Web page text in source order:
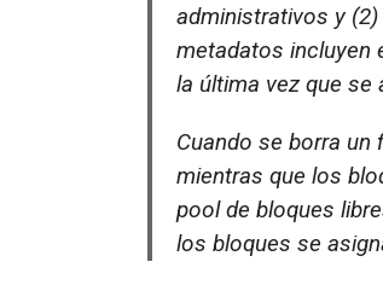
administrativos y
metadatos incluyen
la última vez que se
Cuando se borra
mientras que los
pool de bloques
los bloques se